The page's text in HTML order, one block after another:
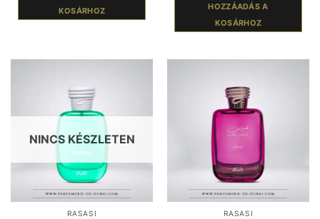
KOSÁRHOZ
HOZZÁADÁS A
KOSÁRHOZ
NINCS KÉSZLETEN
RASASI RASASI